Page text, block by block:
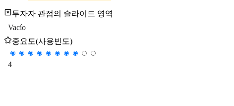
투자자 관점의 슬라이드 영역
Vacío
중요도(사용빈도)
4